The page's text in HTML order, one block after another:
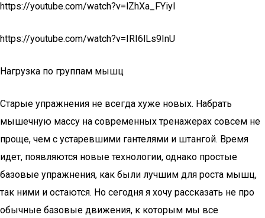
https://youtube.com/watch?v=lZhXa_FYiyI
https://youtube.com/watch?v=IRI6lLs9InU
Нагрузка по группам мышц
Старые упражнения не всегда хуже новых. Набрать
мышечную массу на современных тренажерах совсем не
проще, чем с устаревшими гантелями и штангой. Время
идет, появляются новые технологии, однако простые
базовые упражнения, как были лучшим для роста мышц,
так ними и остаются. Но сегодня я хочу рассказать не про
обычные базовые движения, к которым мы все